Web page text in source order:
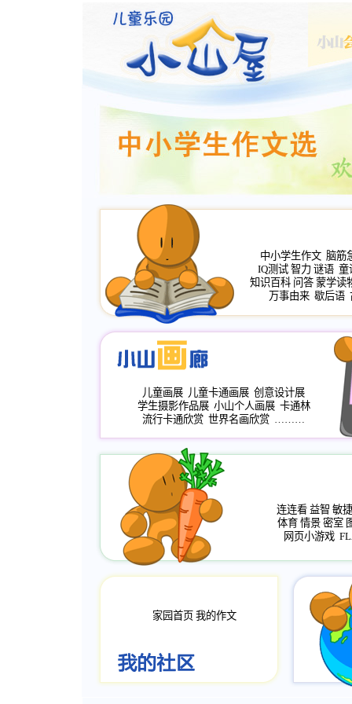
中小学生作文 脑筋
IQ测试 智力 谜语 童
知识百科 问答 蒙学读
万事由来 歇后语
儿童画展 儿童卡通画展 创意设计展
学生摄影作品展 小山个人画展 卡通林
流行卡通欣赏 世界名画欣赏 ………
连连看 益智 敏捷
体育 情景 密室
网页小游戏
家园首页 我的作文